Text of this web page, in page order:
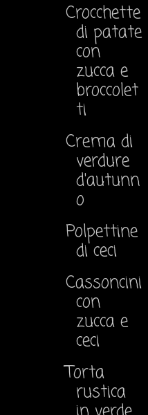
Crocchette
di patate
con
zucca e
broccolet
ti
Crema di
verdure
d'autunn
o
Polpettine
di ceci
Cassoncini
con
zucca e
ceci
Torta
rustica